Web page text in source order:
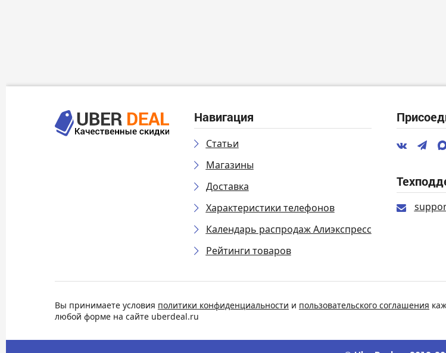
Навигация
Статьи
Магазины
Доставка
Характеристики телефонов
Календарь распродаж Алиэкспресс
Рейтинги товаров
Вы принимаете условия политики конфиденциальности и пользовательского соглашения
любой форме на сайте uberdeal.ru